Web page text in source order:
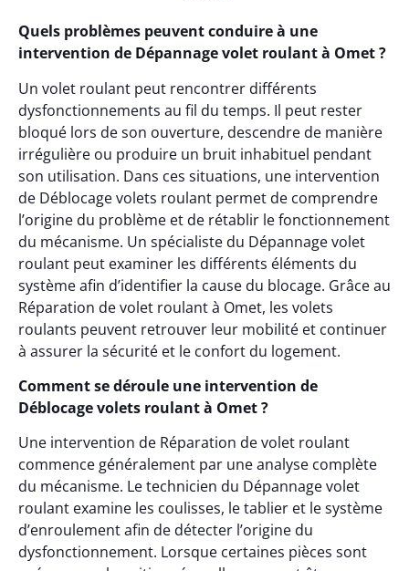
Quels problèmes peuvent conduire à une
intervention de Dépannage volet roulant à Omet ?
Un volet roulant peut rencontrer différents
dysfonctionnements au fil du temps. Il peut rester
bloqué lors de son ouverture, descendre de manière
irrégulière ou produire un bruit inhabituel pendant
son utilisation. Dans ces situations, une intervention
de Déblocage volets roulant permet de comprendre
l’origine du problème et de rétablir le fonctionnement
du mécanisme. Un spécialiste du Dépannage volet
roulant peut examiner les différents éléments du
système afin d’identifier la cause du blocage. Grâce au
Réparation de volet roulant à Omet, les volets
roulants peuvent retrouver leur mobilité et continuer
à assurer la sécurité et le confort du logement.
Comment se déroule une intervention de
Déblocage volets roulant à Omet ?
Une intervention de Réparation de volet roulant
commence généralement par une analyse complète
du mécanisme. Le technicien du Dépannage volet
roulant examine les coulisses, le tablier et le système
d’enroulement afin de détecter l’origine du
dysfonctionnement. Lorsque certaines pièces sont